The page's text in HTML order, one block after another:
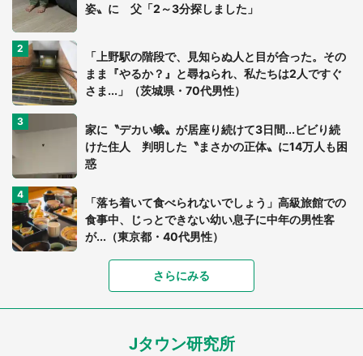
姿〟に 父「2～3分探しました」
「上野駅の階段で、見知らぬ人と目が合った。その
まま『やるか？』と尋ねられ、私たちは2人ですぐ
さま...」（茨城県・70代男性）
家に〝デカい蛾〟が居座り続けて3日間...ビビり続
けた住人 判明した〝まさかの正体〟に14万人も困
惑
「落ち着いて食べられないでしょう」高級旅館での
食事中、じっとできない幼い息子に中年の男性客
が...（東京都・40代男性）
「可愛いのにホラー」「事件性を感じる」 ふわふ
「孫にあげると思って、あなたにこれをあげる」
さらにみる
Jタウン研究所